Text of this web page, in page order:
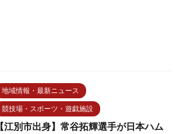
地域情報・最新ニュース
競技場・スポーツ・遊戯施設
【江別市出身】常谷拓輝選手が日本ハム